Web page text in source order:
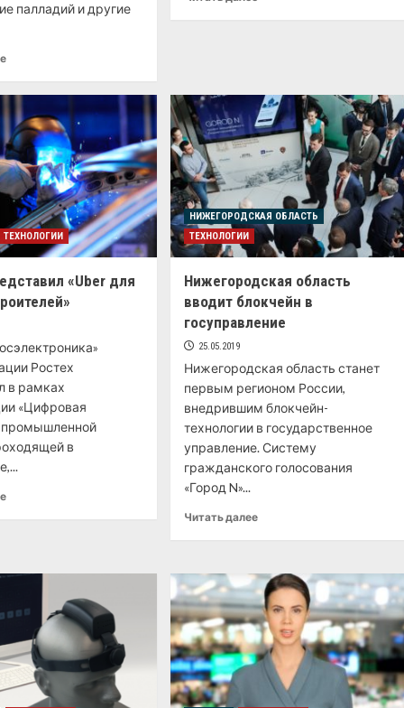
палладий и другие
ТЕХНОЛОГИИ
«Uber для
Ростех
в рамках
«Цифровая
промышленной
в
НИЖЕГОРОДСКАЯ ОБЛАСТЬ
ТЕХНОЛОГИИ
Нижегородская область
вводит блокчейн в
госуправление
25.05.2019
Нижегородская область станет
первым регионом России,
внедрившим блокчейн-
технологии в государственное
управление. Систему
гражданского голосования
«Город N»...
Читать далее